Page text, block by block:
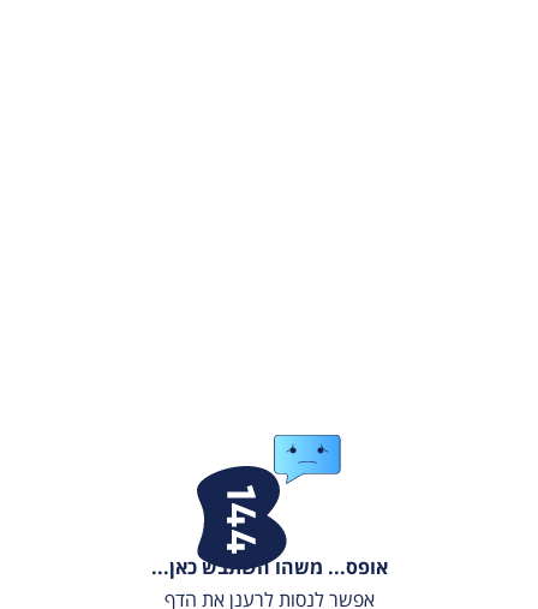
אופס... משהו השתבש כאן...
אפשר לנסות לרענן את הדף